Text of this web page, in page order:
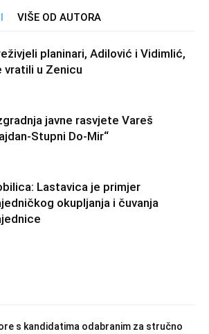
VIŠE OD AUTORA
planinari, Adilović i Vidimlić,
vratili u Zenicu
javne rasvjete Vareš
Stupni Do-Mir“
Lastavica je primjer
okupljanja i čuvanja
s kandidatima odabranim za stručno